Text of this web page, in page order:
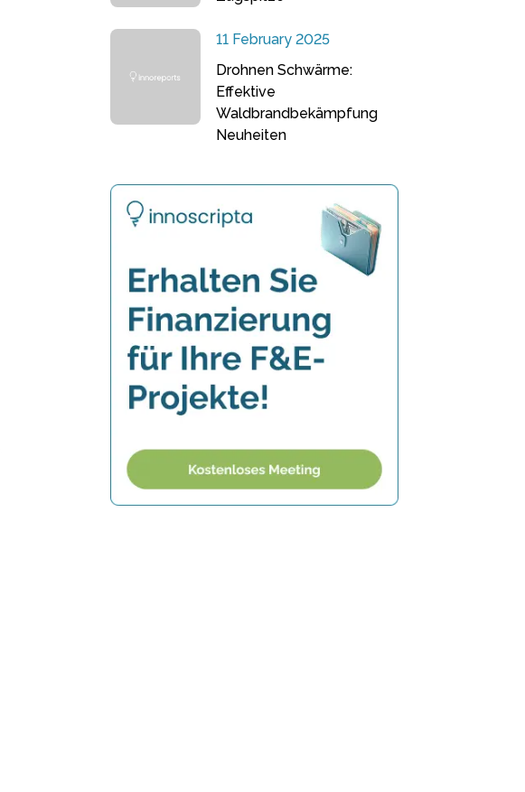
11 February 2025
Drohnen Schwärme:
Effektive
Waldbrandbekämpfung
Neuheiten